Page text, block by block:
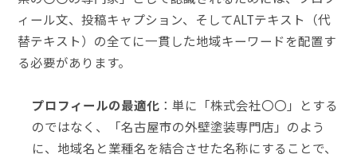
ィール文、投稿キャプション、そしてALTテキスト（代
替テキスト）の全てに一貫した地域キーワードを配置す
る必要があります。
プロフィールの最適化 ：単に「株式会社〇〇」とする
のではなく、「名古屋市の外壁塗装専門店」のよう
に、地域名と業種名を結合させた名称にすることで、